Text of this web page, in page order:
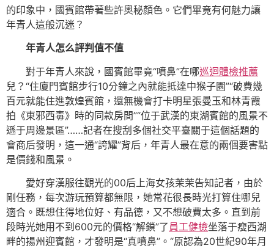
的印象中，國賓館帶著些許奧秘顏色。它們畢竟有何魅力讓
年青人這般沉迷？
年青人怎么評判值不值
對于年青人來說，國賓館畢竟“噴鼻”在哪巡迴體檢推薦
兒？“住廈門賓館步行10分鐘之內就能抵達中猴子園”“破費幾
百元就能住進敦煌賓館，還無機會打卡明星張曼玉和林青霞
拍《東邪西毒》時的同款房間”“位于武漢的東湖賓館的風景不
遜于周邊景區”……記者在搜刮多個社交平臺關于這個話題的
會商后發明，這一通“誇耀”背后，年青人最在意的兩個要害點
是價錢和風景。
愛好穿漢服往觀光的00后上海女孩茉茉告知記者，由於
剛任務，每次游玩預算都無限，她常花很長時光打算住哪兒
適合。既想住得地位好、有品德，又不想破費太多。直到前
段時光她用不到600元的價格“解鎖”了 員工健檢坐落于瘦西湖
畔的揚州迎賓館，才發明是“真噴鼻”。“原認為20世紀90年月